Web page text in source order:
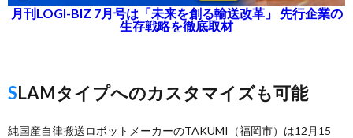
月刊LOGI-BIZ 7月号は「未来を創る輸送改革」 先行企業の
生存戦略を徹底取材
SLAMタイプへのカスタマイズも可能
純国産自律搬送ロボットメーカーのTAKUMI（福岡市）は12月15